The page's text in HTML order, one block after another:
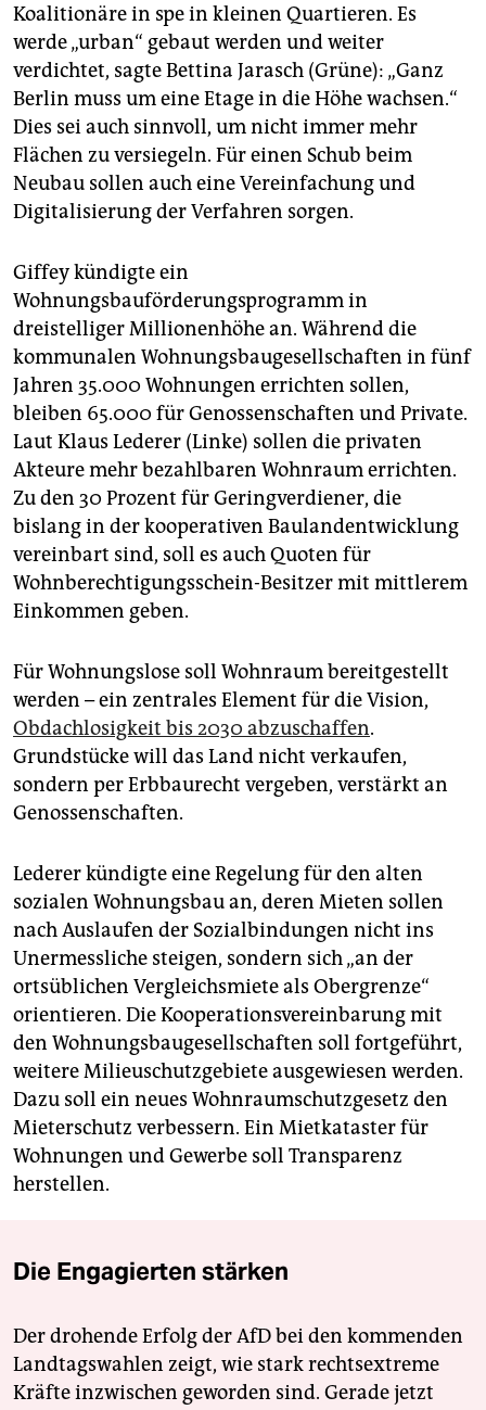
Koalitionäre in spe in kleinen Quartieren. Es
werde „urban“ gebaut werden und weiter
verdichtet, sagte Bettina Jarasch (Grüne): „Ganz
Berlin muss um eine Etage in die Höhe wachsen.“
Dies sei auch sinnvoll, um nicht immer mehr
Flächen zu versiegeln. Für einen Schub beim
Neubau sollen auch eine Vereinfachung und
Digitalisierung der Verfahren sorgen.
Giffey kündigte ein
Wohnungsbauförderungsprogramm in
dreistelliger Millionenhöhe an. Während die
kommunalen Wohnungsbaugesellschaften in fünf
Jahren 35.000 Wohnungen errichten sollen,
bleiben 65.000 für Genossenschaften und Private.
Laut Klaus Lederer (Linke) sollen die privaten
Akteure mehr bezahlbaren Wohnraum errichten.
Zu den 30 Prozent für Geringverdiener, die
bislang in der kooperativen Baulandentwicklung
vereinbart sind, soll es auch Quoten für
Wohnberechtigungsschein-Besitzer mit mittlerem
Einkommen geben.
Für Wohnungslose soll Wohnraum bereitgestellt
werden – ein zentrales Element für die Vision,
Obdachlosigkeit bis 2030 abzuschaffen.
Grundstücke will das Land nicht verkaufen,
sondern per Erbbaurecht vergeben, verstärkt an
Genossenschaften.
Lederer kündigte eine Regelung für den alten
sozialen Wohnungsbau an, deren Mieten sollen
nach Auslaufen der Sozialbindungen nicht ins
Unermessliche steigen, sondern sich „an der
ortsüblichen Vergleichsmiete als Obergrenze“
orientieren. Die Kooperationsvereinbarung mit
den Wohnungsbaugesellschaften soll fortgeführt,
weitere Milieuschutzgebiete ausgewiesen werden.
Dazu soll ein neues Wohnraumschutzgesetz den
Mieterschutz verbessern. Ein Mietkataster für
Wohnungen und Gewerbe soll Transparenz
herstellen.
Die Engagierten stärken
Der drohende Erfolg der AfD bei den kommenden
Landtagswahlen zeigt, wie stark rechtsextreme
Kräfte inzwischen geworden sind. Gerade jetzt